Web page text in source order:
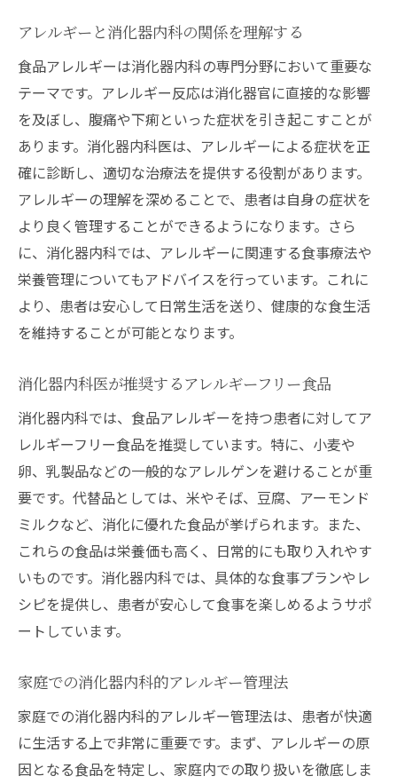
アレルギーと消化器内科の関係を理解する
食品アレルギーは消化器内科の専門分野において重要な
テーマです。アレルギー反応は消化器官に直接的な影響
を及ぼし、腹痛や下痢といった症状を引き起こすことが
あります。消化器内科医は、アレルギーによる症状を正
確に診断し、適切な治療法を提供する役割があります。
アレルギーの理解を深めることで、患者は自身の症状を
より良く管理することができるようになります。さら
に、消化器内科では、アレルギーに関連する食事療法や
栄養管理についてもアドバイスを行っています。これに
より、患者は安心して日常生活を送り、健康的な食生活
を維持することが可能となります。
消化器内科医が推奨するアレルギーフリー食品
消化器内科では、食品アレルギーを持つ患者に対してア
レルギーフリー食品を推奨しています。特に、小麦や
卵、乳製品などの一般的なアレルゲンを避けることが重
要です。代替品としては、米やそば、豆腐、アーモンド
ミルクなど、消化に優れた食品が挙げられます。また、
これらの食品は栄養価も高く、日常的にも取り入れやす
いものです。消化器内科では、具体的な食事プランやレ
シピを提供し、患者が安心して食事を楽しめるようサポ
ートしています。
家庭での消化器内科的アレルギー管理法
家庭での消化器内科的アレルギー管理法は、患者が快適
に生活する上で非常に重要です。まず、アレルギーの原
因となる食品を特定し、家庭内での取り扱いを徹底しま